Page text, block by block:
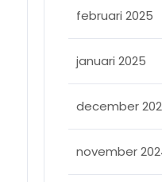
februari 2025
januari 2025
december
november